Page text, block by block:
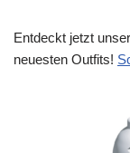
Entdeckt jetzt
neuesten Outfits!